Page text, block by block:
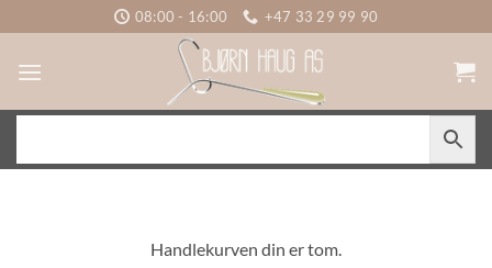
to
content
08:00 - 16:00 +47 33 29 99 90
Handlekurven din er tom.